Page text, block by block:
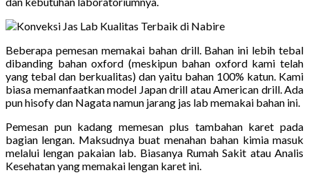
Beberapa pemesan memakai bahan drill. Bahan ini lebih tebal
dibanding bahan oxford (meskipun bahan oxford kami telah
yang tebal dan berkualitas) dan yaitu bahan 100% katun. Kami
biasa memanfaatkan model Japan drill atau American drill. Ada
pun hisofy dan Nagata namun jarang jas lab memakai bahan ini.
Pemesan pun kadang memesan plus tambahan karet pada
bagian lengan. Maksudnya buat menahan bahan kimia masuk
melalui lengan pakaian lab. Biasanya Rumah Sakit atau Analis
Kesehatan yang memakai lengan karet ini.